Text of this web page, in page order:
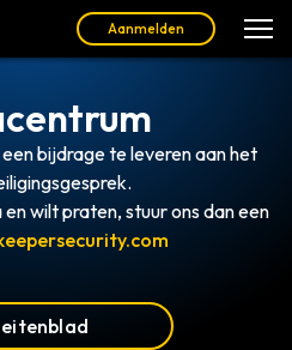
Aanmelden
bijdrage te leveren aan het
wilt praten, stuur ons dan een